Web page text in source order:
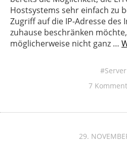
Hostsystems sehr einfach zu
Zugriff auf die IP-Adresse des
zuhause beschränken
möglicherweise nicht ganz …
Server
7
29.